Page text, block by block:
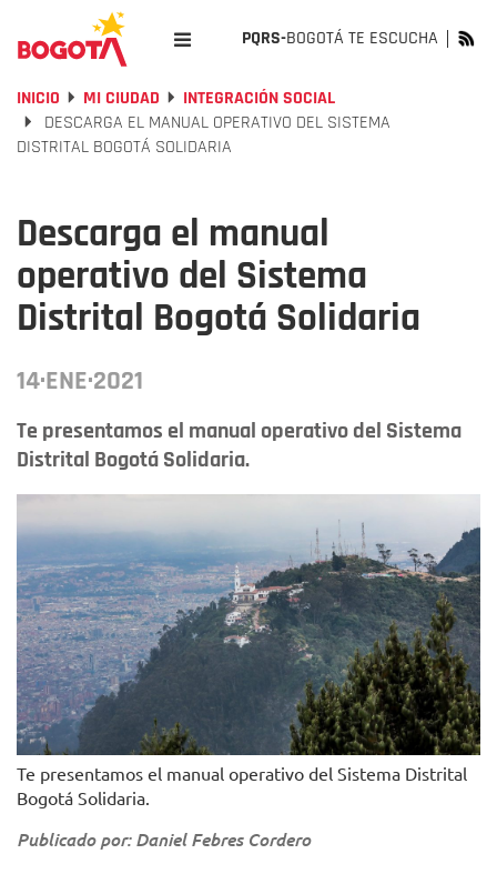
PQRS-BOGOTÁ TE ESCUCHA
INICIO MI CIUDAD
INTEGRACIÓN SOCIAL
DESCARGA EL MANUAL OPERATIVO DEL SISTEMA
DISTRITAL BOGOTÁ SOLIDARIA
Descarga el manual
operativo del Sistema
Distrital Bogotá Solidaria
14·ENE·2021
Te presentamos el manual operativo del Sistema
Distrital Bogotá Solidaria.
Te presentamos el manual operativo del Sistema Distrital
Bogotá Solidaria.
Publicado por: Daniel Febres Cordero